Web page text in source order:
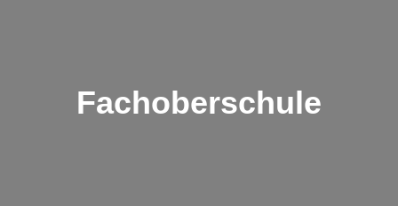
Fachoberschule